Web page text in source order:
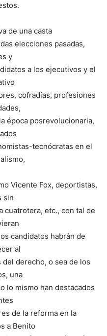
de una casta
elecciones pasadas,
y
a los ejecutivos y el
cofradías, profesiones
época posrevolucionaria,
tecnócratas en el
Vicente Fox, deportistas,
sin
cuatrotera, etc., con tal de
candidatos habrán de
al
derecho, o sea de los
una
lo mismo han destacados
de la reforma en la
a Benito